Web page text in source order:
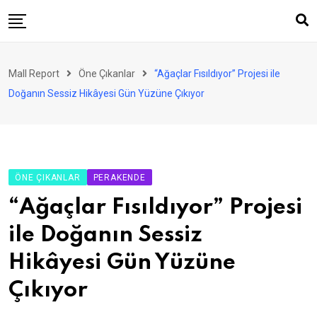
to
Perakende
Ürün ve Hizmet
Enerji
Haber
Gündem
Atamalar
Mall Report Öne Çıkanlar
“Ağaçlar Fısıldıyor” Projesi ile
Doğanın Sessiz Hikâyesi Gün Yüzüne Çıkıyor
ÖNE ÇIKANLAR PERAKENDE
“Ağaçlar Fısıldıyor” Projesi
ile Doğanın Sessiz
Hikâyesi Gün Yüzüne
Çıkıyor